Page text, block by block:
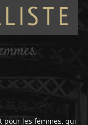
pour les femmes, qui